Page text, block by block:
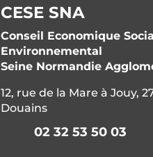
CESE SNA
Conseil Economique
Environnemental
Seine Normandie
12, rue de la Mare à Jouy,
Douains
02 32 53 50 03